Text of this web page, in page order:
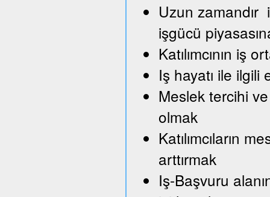
Uzun zamandır
işgücü
Katılımcının iş
Iş hayatı ile
Meslek tercihi
olmak
Katılımcıların
arttırmak
Iş-Başvuru